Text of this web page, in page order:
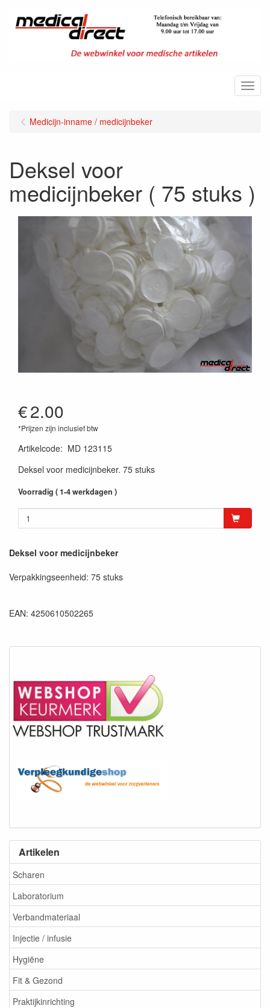
Menu
Artikelen
Scharen
Laboratorium
Verbandmateriaal
Injectie / infusie
Hygiëne
Fit & Gezond
Praktijkinrichting
Medicijn-inname / medicijnbeker
Deksel voor
medicijnbeker ( 75 stuks )
€2.00
*Prijzen zijn inclusief btw
Artikelcode: MD 123115
Deksel voor medicijnbeker. 75 stuks
Voorradig ( 1-4 werkdagen )
Deksel voor medicijnbeker
Verpakkingseenheid: 75 stuks
EAN: 4250610502265